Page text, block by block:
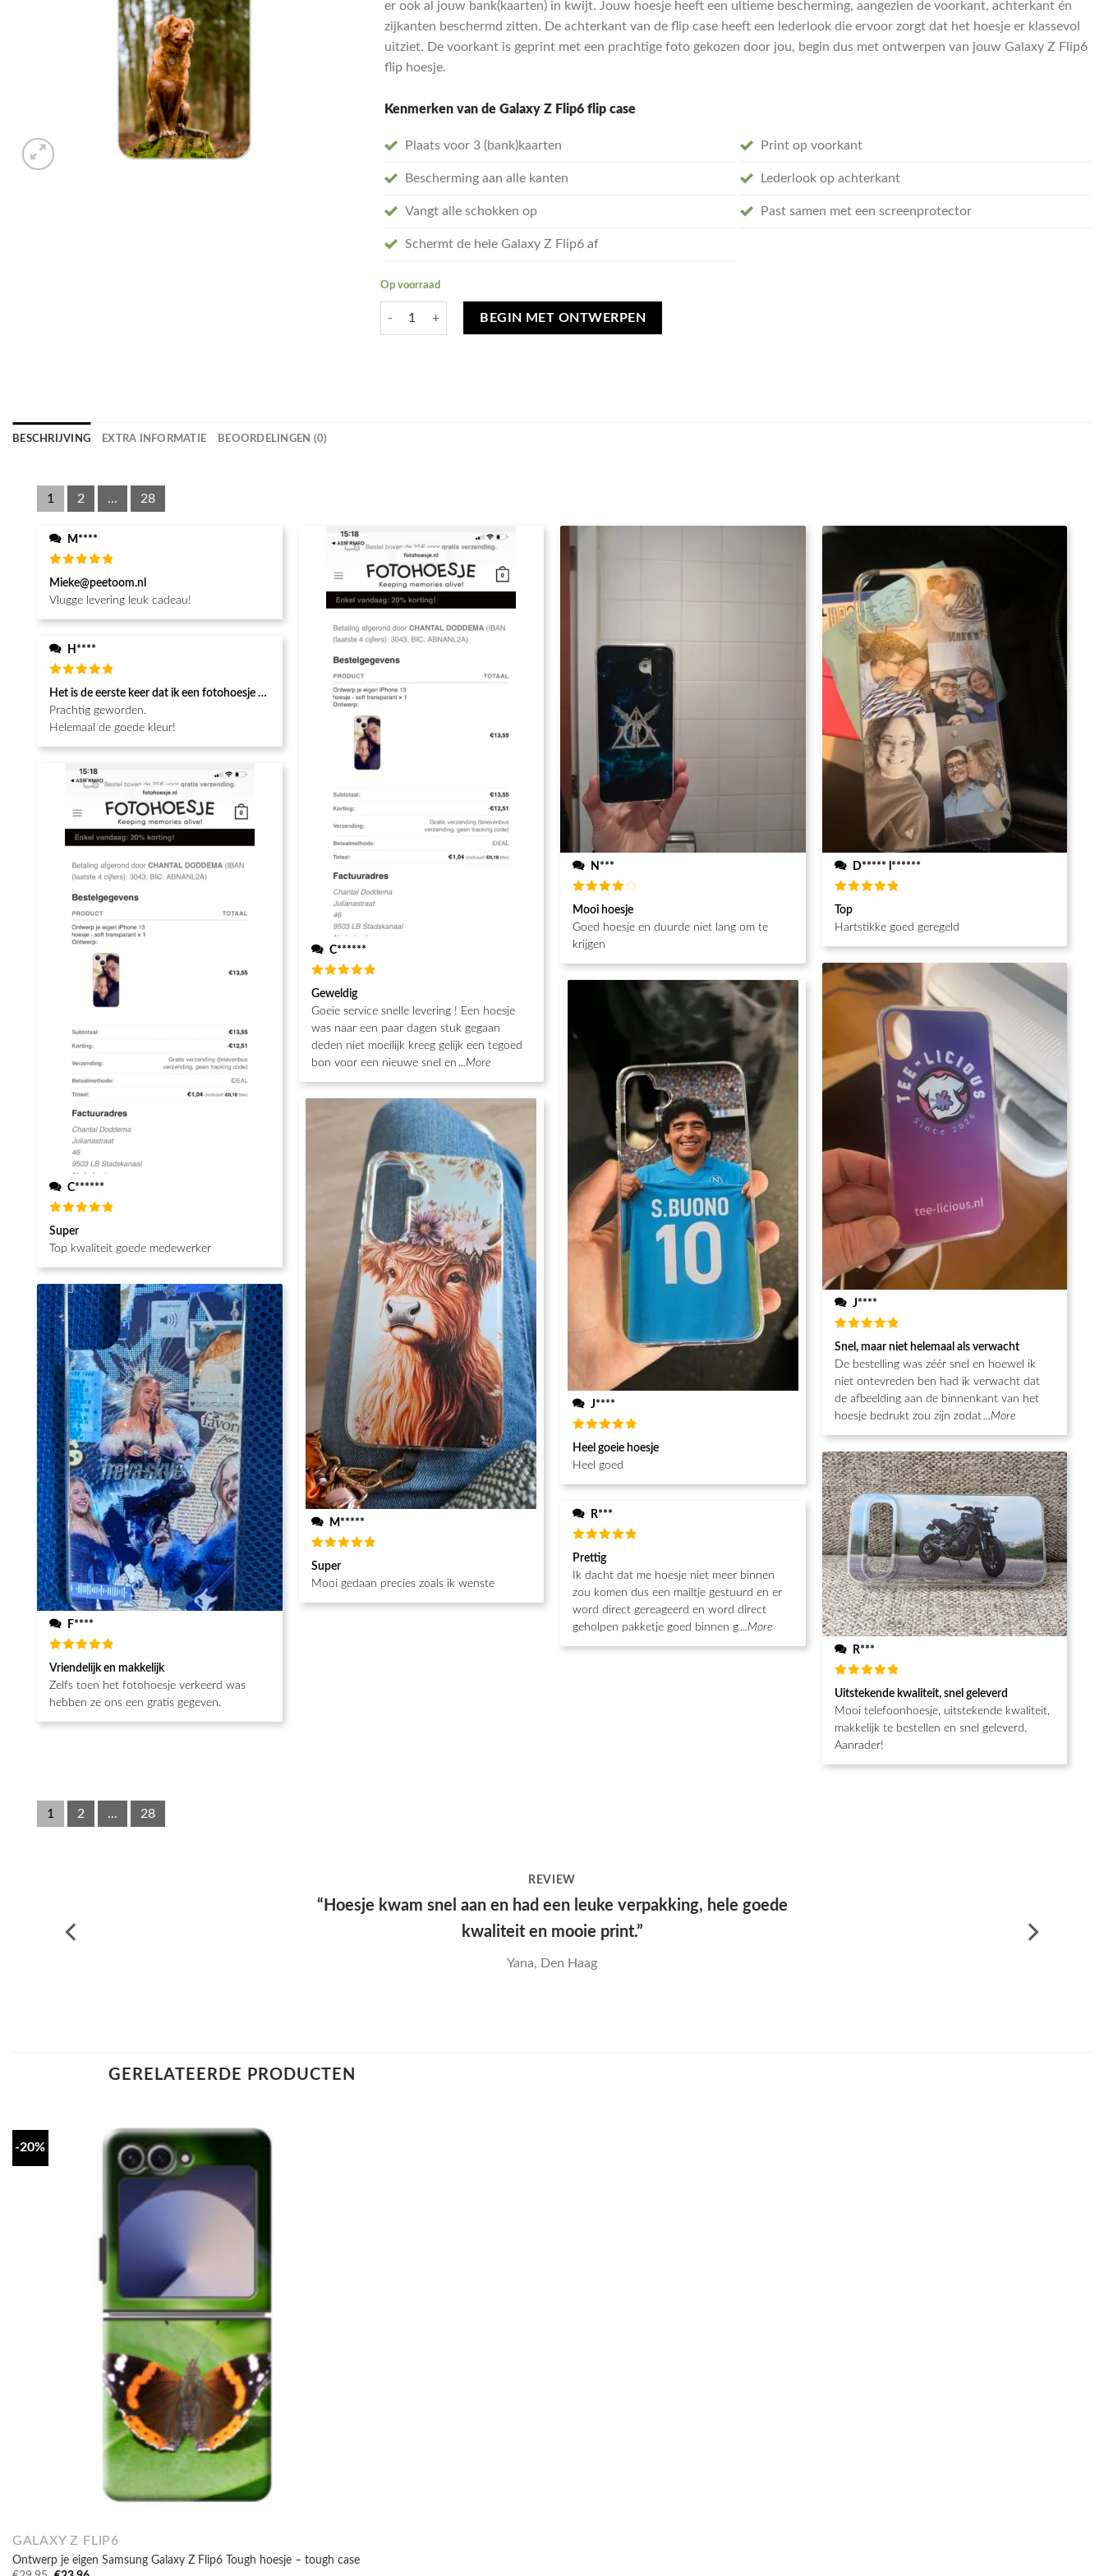
er ook al jouw bank(kaarten) in kwijt. Jouw hoesje heeft een ultieme bescherming, aangezien de voorkant, achterkant én
zijkanten beschermd zitten. De achterkant van de flip case heeft een lederlook die ervoor zorgt dat het hoesje er klassevol
uitziet. De voorkant is geprint met een prachtige foto gekozen door jou, begin dus met ontwerpen van jouw Galaxy Z Flip6
flip hoesje.
Kenmerken van de Galaxy Z Flip6 flip case
Plaats voor 3 (bank)kaarten
Bescherming aan alle kanten
Vangt alle schokken op
Schermt de hele Galaxy Z Flip6 af
Print op voorkant
Lederlook op achterkant
Past samen met een screenprotector
Op voorraad
Ontwerp je eigen Samsung Galaxy Z Flip6 hoesje - hard transparant aantal
BEGIN MET ONTWERPEN
BESCHRIJVING EXTRA INFORMATIE BEOORDELINGEN (0)
1 2 ... 28
M****
Waardering
5uit 5
Mieke@peetoom.nl
Vlugge levering leuk cadeau!
H****
Waardering
5uit 5
Het is de eerste keer dat ik een fotohoesje en het is prachtig!! besteld heb
Prachtig geworden.
Helemaal de goede kleur!
C******
Waardering
5uit 5
Super
Top kwaliteit goede medewerker
F****
Waardering
5 uit 5
Vriendelijk en makkelijk
Zelfs toen het fotohoesje verkeerd was
hebben ze ons een gratis gegeven.
C******
Waardering
5uit 5
Geweldig
Goeie service snelle levering ! Een hoesje
was naar een paar dagen stuk gegaan
deden niet moeilijk kreeg gelijk een tegoed
bon voor een nieuwe snel en ...More
M*****
Waardering
5uit 5
Super
Mooi gedaan precies zoals ik wenste
N***
Waardering
4uit 5
Mooi hoesje
Goed hoesje en duurde niet lang om te
krijgen
J****
Waardering
5uit 5
Heel goeie hoesje
Heel goed
R***
Waardering
5 uit 5
Prettig
Ik dacht dat me hoesje niet meer binnen
zou komen dus een mailtje gestuurd en er
word direct gereageerd en word direct
geholpen pakketje goed binnen g...More
D***** l******
Waardering
5uit 5
Top
Hartstikke goed geregeld
J****
Waardering
5uit 5
Snel, maar niet helemaal als verwacht
De bestelling was zéér snel en hoewel ik
niet ontevreden ben had ik verwacht dat
de afbeelding aan de binnenkant van het
hoesje bedrukt zou zijn zodat...More
R***
Waardering
5uit 5
Uitstekende kwaliteit, snel geleverd
Mooi telefoonhoesje, uitstekende kwaliteit,
makkelijk te bestellen en snel geleverd.
Aanrader!
1 2 ... 28
REVIEW
“Hoesje kwam snel aan en had een leuke verpakking, hele goede
kwaliteit en mooie print.”
Yana, Den Haag
GERELATEERDE PRODUCTEN
-20%
GALAXY Z FLIP6
Ontwerp je eigen Samsung Galaxy Z Flip6 Tough hoesje – tough case